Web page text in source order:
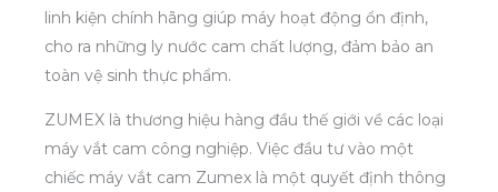
linh kiện chính hãng giúp máy hoạt động ổn định,
cho ra những ly nước cam chất lượng, đảm bảo an
toàn vệ sinh thực phẩm.
ZUMEX là thương hiệu hàng đầu thế giới về các loại
máy vắt cam công nghiệp. Việc đầu tư vào một
chiếc máy vắt cam Zumex là một quyết định thông